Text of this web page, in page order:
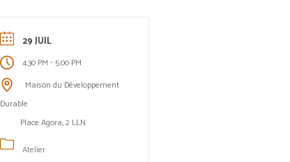
29 JUIL
4:30 PM - 5:00 PM
Maison du Développement
Durable
Place Agora, 2 LLN
Atelier